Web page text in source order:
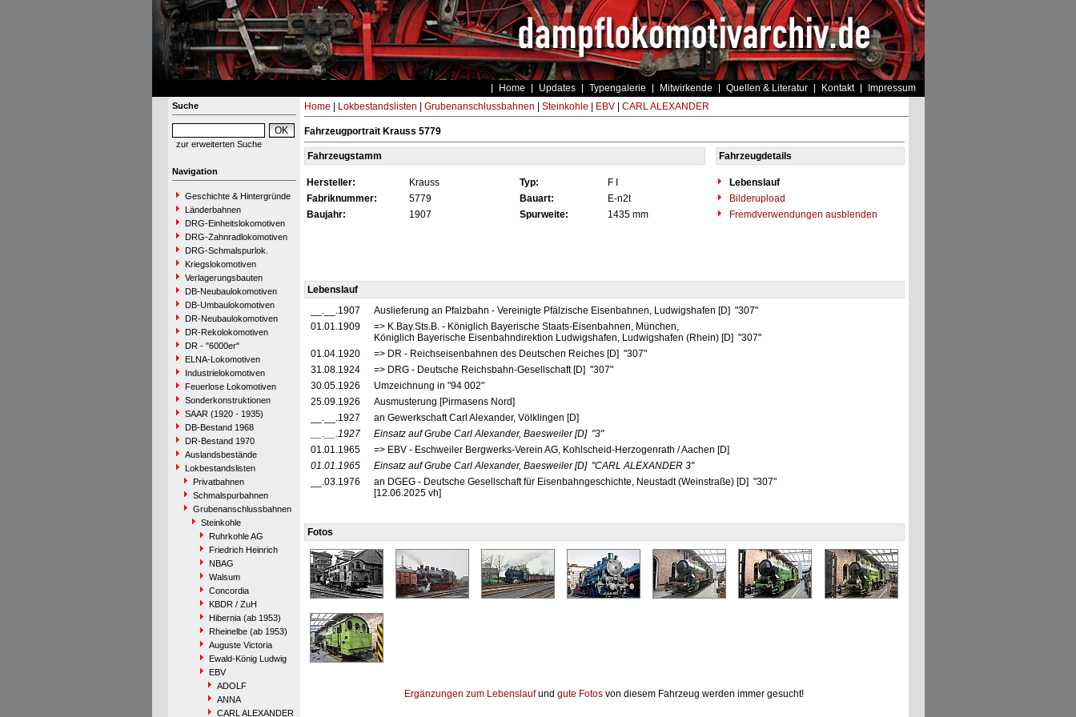
Home Updates Typengalerie Mitwirkende Quellen & Literatur Kontakt Impressum
Suche
zur erweiterten Suche
Navigation
Geschichte & Hintergründe
Länderbahnen
DRG-Einheitslokomotiven
DRG-Zahnradlokomotiven
DRG-Schmalspurlok.
Kriegslokomotiven
Verlagerungsbauten
DB-Neubaulokomotiven
DB-Umbaulokomotiven
DR-Neubaulokomotiven
DR-Rekolokomotiven
DR - "6000er"
ELNA-Lokomotiven
Industrielokomotiven
Feuerlose Lokomotiven
Sonderkonstruktionen
SAAR (1920 - 1935)
DB-Bestand 1968
DR-Bestand 1970
Auslandsbestände
Lokbestandslisten
Privatbahnen
Schmalspurbahnen
Grubenanschlussbahnen
Steinkohle
Ruhrkohle AG
Friedrich Heinrich
NBAG
Walsum
Concordia
KBDR / ZuH
Hibernia (ab 1953)
Rheinelbe (ab 1953)
Auguste Victoria
Ewald-König Ludwig
EBV
ADOLF
ANNA
CARL ALEXANDER
Home Lokbestandslisten Grubenanschlussbahnen Steinkohle EBV| CARL ALEXANDER
Fahrzeugportrait Krauss 5779
Fahrzeugstamm Fahrzeugdetails
Hersteller: Krauss Typ: F I
Lebenslauf
Fabriknummer:
5779 Bauart: E-n2t
Bilderupload
Baujahr:
1907 Spurweite: 1435 mm Fremdverwendungen ausblenden
Lebenslauf
__.__.1907
Auslieferung an Pfalzbahn - Vereinigte Pfälzische Eisenbahnen, Ludwigshafen [D] "307"
01.01.1909
=> K.Bay.Sts.B. - Königlich Bayerische Staats-Eisenbahnen, München,
Königlich Bayerische Eisenbahndirektion Ludwigshafen, Ludwigshafen (Rhein) [D] "307"
01.04.1920
=> DR - Reichseisenbahnen des Deutschen Reiches [D] "307"
31.08.1924
=> DRG - Deutsche Reichsbahn-Gesellschaft [D] "307"
30.05.1926
Umzeichnung in "94 002"
25.09.1926
Ausmusterung [Pirmasens Nord]
__.__.1927
an Gewerkschaft Carl Alexander, Völklingen [D]
__.__.1927
Einsatz auf Grube Carl Alexander, Baesweiler [D] "3"
01.01.1965
=> EBV - Eschweiler Bergwerks-Verein AG, Kohlscheid-Herzogenrath / Aachen [D]
01.01.1965
Einsatz auf Grube Carl Alexander, Baesweiler [D] "CARL ALEXANDER 3"
__.03.1976
an DGEG - Deutsche Gesellschaft für Eisenbahngeschichte, Neustadt (Weinstraße) [D] "307"
[12.06.2025 vh]
Fotos
Ergänzungen zum Lebenslaufund gute Fotos von diesem Fahrzeug werden immer gesucht!